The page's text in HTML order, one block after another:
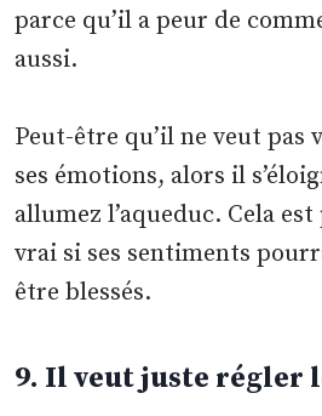
parce qu’il a peur de
aussi.
Peut-être qu’il ne veut pas
ses émotions, alors il
allumez l’aqueduc. Cela
vrai si ses sentiments
être blessés.
9. Il veut juste régler